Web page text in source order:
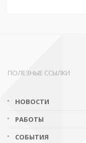
ПОЛЕЗНЫЕ ССЫЛКИ
НОВОСТИ
РАБОТЫ
СОБЫТИЯ